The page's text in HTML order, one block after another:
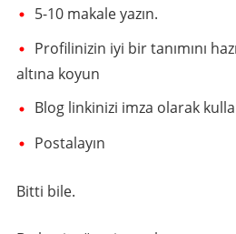
5-10 makale yazın.
Profilinizin iyi bir tanımını
altına koyun
Blog linkinizi imza olarak
Postalayın
Bitti bile.